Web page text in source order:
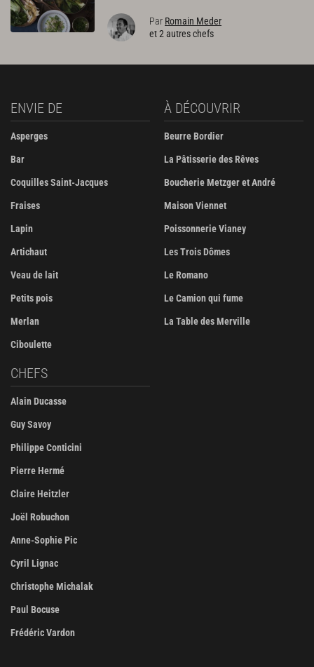
Par Romain Meder
et 2 autres chefs
ENVIE DE
Asperges
Bar
Coquilles Saint-Jacques
Fraises
Lapin
Artichaut
Veau de lait
Petits pois
Merlan
Ciboulette
À DÉCOUVRIR
Beurre Bordier
La Pâtisserie des Rêves
Boucherie Metzger et André
Maison Viennet
Poissonnerie Vianey
Les Trois Dômes
Le Romano
Le Camion qui fume
La Table des Merville
CHEFS
Alain Ducasse
Guy Savoy
Philippe Conticini
Pierre Hermé
Claire Heitzler
Joël Robuchon
Anne-Sophie Pic
Cyril Lignac
Christophe Michalak
Paul Bocuse
Frédéric Vardon